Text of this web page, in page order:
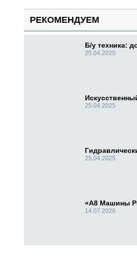
РЕКОМЕНДУЕМ
Б/у техника:
25.04.2025
25.04.2025
25.04.2025
«А8 Машины
14.07.2026